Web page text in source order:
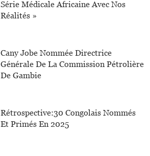
Série Médicale Africaine Avec Nos
Réalités »
Cany Jobe Nommée Directrice
Générale De La Commission Pétrolière
De Gambie
Rétrospective:30 Congolais Nommés
Et Primés En 2025